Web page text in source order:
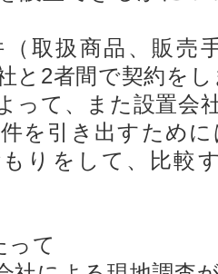
取扱商品、販売
と2者間で契約を
って、また設置会
を引き出すため
りをして、比較
って